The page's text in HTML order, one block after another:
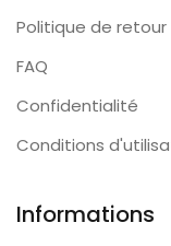
Politique de retour
FAQ
Confidentialité
Conditions
Informations